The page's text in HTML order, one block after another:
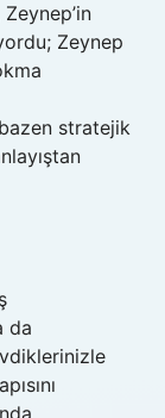
Zeynep
stratejik
da